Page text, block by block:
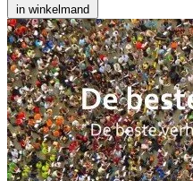
in winkelmand